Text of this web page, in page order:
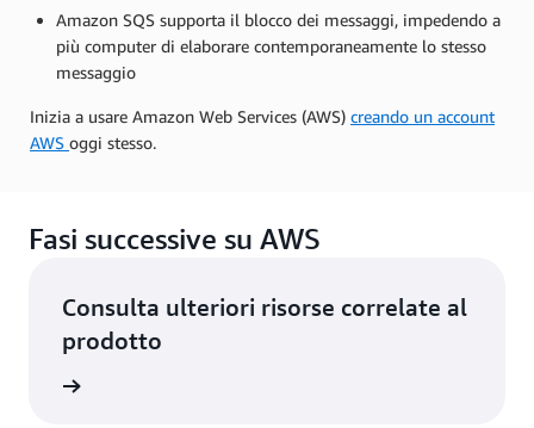
Amazon SQS supporta il blocco dei messaggi, impedendo a
più computer di elaborare contemporaneamente lo stesso
messaggio
Inizia a usare Amazon Web Services (AWS) creando un account
AWS oggi stesso.
Fasi successive su AWS
Consulta ulteriori risorse correlate al
prodotto